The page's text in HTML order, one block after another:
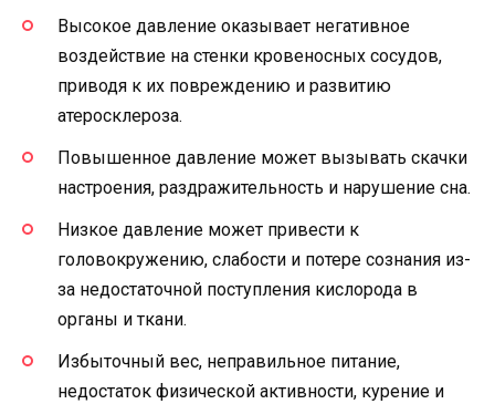
Высокое давление оказывает негативное
воздействие на стенки кровеносных сосудов,
приводя к их повреждению и развитию
атеросклероза.
Повышенное давление может вызывать скачки
настроения, раздражительность и нарушение сна.
Низкое давление может привести к
головокружению, слабости и потере сознания из-
за недостаточной поступления кислорода в
органы и ткани.
Избыточный вес, неправильное питание,
недостаток физической активности, курение и